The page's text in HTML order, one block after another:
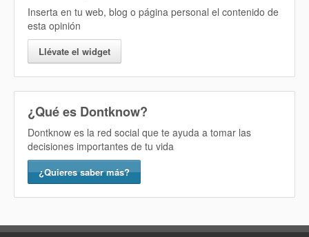
Inserta en tu web, blog o página personal el contenido de
esta opinión
Llévate el widget
¿Qué es Dontknow?
Dontknow es la red social que te ayuda a tomar las
decisiones importantes de tu vida
¿Quieres saber más?